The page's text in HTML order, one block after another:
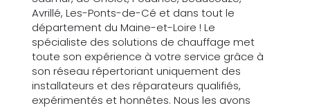
Avrillé, Les-Ponts-de-Cé et dans tout le
département du Maine-et-Loire ! Le
spécialiste des solutions de chauffage met
toute son expérience à votre service grâce à
son réseau répertoriant uniquement des
installateurs et des réparateurs qualifiés,
expérimentés et honnêtes. Nous les avons